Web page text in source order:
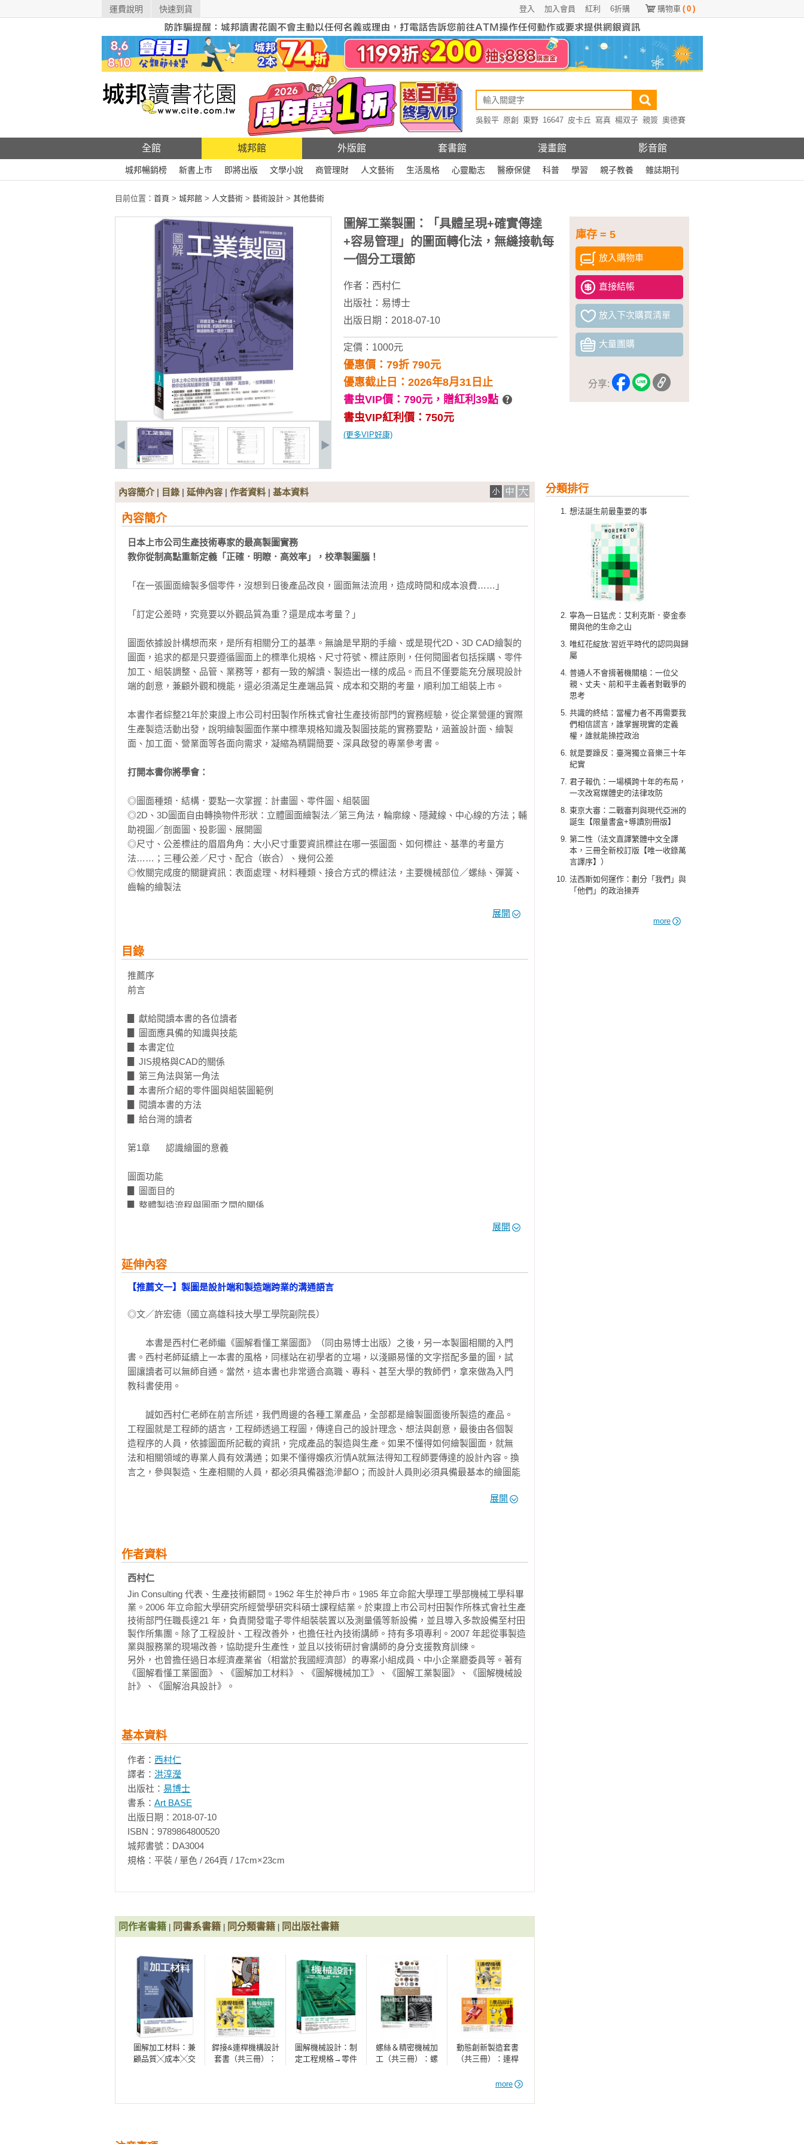
運費說明 快速到貨 購物車 ( 0 )
6折購
紅利
加入會員
登入
吳毅平 原創 東野 16647 皮卡丘 寫真 楊双子 親簽 奧德賽
全館 城邦館 外版館 套書館 漫畫館 影音館
城邦暢銷榜 新書上市 即將出版 文學小說 商管理財 人文藝術 生活風格 心靈勵志 醫療保健 科普 學習 親子教養 雜誌期刊
目前位置： 首頁 > 城邦館 > 人文藝術 > 藝術設計 > 其他藝術
庫存 = 5
放入購物車
直接結帳
放入下次購買清單
大量團購
分享:
圖解工業製圖：「具體呈現+確實傳達
+容易管理」的圖面轉化法，無縫接軌每
一個分工環節
作者： 西村仁
出版社： 易博士
出版日期：2018-07-10
定價：1000元
優惠價：79折 790元
優惠截止日：2026年8月31日止
書虫VIP價：790元， 贈紅利39點
書虫VIP紅利價：750元
(更多VIP好康)
分類排行
想法誕生前最重要的事
寧為一日猛虎：艾利克斯．麥金泰
爾與他的生命之山
唯紅花綻放:習近平時代的認同與歸
屬
普通人不會揹著機關槍：一位父
親、丈夫、前和平主義者對戰爭的
思考
共識的終結：當權力者不再需要我
們相信謊言，誰掌握現實的定義
權，誰就能操控政治
就是要躁反：臺灣獨立音樂三十年
紀實
君子報仇：一場橫跨十年的布局，
一次改寫媒體史的法律攻防
東京大審：二戰審判與現代亞洲的
誕生【限量書盒+導讀別冊版】
第二性（法文直譯繁體中文全譯
本，三冊全新校訂版【唯一收錄萬
言譯序】）
法西斯如何運作：劃分「我們」與
「他們」的政治操弄
more
內容簡介| 目錄 | 延伸內容 | 作者資料 | 基本資料
內容簡介
日本上市公司生產技術專家的最高製圖實務
教你從制高點重新定義「正確．明瞭．高效率」，校準製圖腦！
「在一張圖面繪製多個零件，沒想到日後產品改良，圖面無法流用，造成時間和成本浪費……」
「訂定公差時，究竟要以外觀品質為重？還是成本考量？」
圖面依據設計構想而來，是所有相關分工的基準。無論是早期的手繪、或是現代2D、3D CAD繪製的
圖面，追求的都是只要遵循圖面上的標準化規格、尺寸符號、標註原則，任何閱圖者包括採購、零件
加工、組裝調整、品管、業務等，都有一致的解讀、製造出一樣的成品。而且不僅要能充分展現設計
端的創意，兼顧外觀和機能，還必須滿足生產端品質、成本和交期的考量，順利加工組裝上市。
本書作者綜整21年於東證上市公司村田製作所株式會社生產技術部門的實務經驗，從企業營運的實際
生產製造活動出發，說明繪製圖面作業中標準規格知識及製圖技能的實務要點，涵蓋設計面、繪製
面、加工面、營業面等各面向需求，凝縮為精闢簡要、深具啟發的專業參考書。
打開本書你將學會：
◎圖面種類．結構．要點一次掌握：計畫圖、零件圖、組裝圖
◎2D、3D圖面自由轉換物件形狀：立體圖面繪製法／第三角法，輪廓線、隱藏線、中心線的方法；輔
助視圖／剖面圖、投影圖、展開圖
◎尺寸、公差標註的眉眉角角：大小尺寸重要資訊標註在哪一張圖面、如何標註、基準的考量方
法……；三種公差／尺寸、配合（嵌合）、幾何公差
◎攸關完成度的關鍵資訊：表面處理、材料種類、接合方式的標註法，主要機械部位／螺絲、彈簧、
齒輪的繪製法
徐義權  「be*U」品牌創始人/國立聯合大學工業設計系副教授
陳禧冠  仁寶電腦集團創意中心首席創意長/資深副總經理
許宏德  國立高雄科技大學工學院副院長
「沒有實際製圖經驗，為了作業買了這本書參考學習，成品被老師誇獎了。即使初學者也能馬上應用
的一本書。」
「因為工作上需要和加工廠溝通，以往在工作中頻繁出現但不理解的用語，在這本書中都能找到說明
和例子，很受用。」
「設計相關圖面實務上有許多小眉角要留意，譬如JIS規格和實務上應用若有疑問，這本書做了很多提
展開
目錄
推薦序
前言
▊ 獻給閱讀本書的各位讀者
▊ 圖面應具備的知識與技能
▊ 本書定位
▊ JIS規格與CAD的關係
▊ 第三角法與第一角法
▊ 本書所介紹的零件圖與組裝圖範例
▊ 閱讀本書的方法
▊ 給台灣的讀者
第1章	認識繪圖的意義
圖面功能
▊ 圖面目的
▊ 整體製造流程與圖面之間的關係
圖面以JIS規格為基礎
▊ JIS規格的目的在於標準化
▊ JIS規格編號
繪圖專用的製圖機器
▊ 製圖機
▊ CAD系統
充電站 製圖機的效果仍然不容忽視
第2章 繪圖紙的結構
圖面的種類
▊ 與圖面配套的零件清單
▊ 多零件數量的組裝圖
繪圖紙的結構
▊ 繪圖紙採用A系列尺寸
▊ 繪圖紙的列印方向
▊ 尺度的考量
▊ 尺度的標註方法
▊ 選擇圖面尺寸
▊ 印在繪圖紙上的線與欄位
▊ 外框線
▊ 圖面正本與副本的使用
文字和線條
▊ 圖面文字
▊ 圖面說明
▊ 線的種類
▊ 線的粗細
▊ 線重疊時的優先順序
第3章 繪製立體圖面的方法
立體視角
▊ 為何第三角法比立體圖受用
▊ 正面視角
▊ 即使圓形也一樣
輪廓線、隱藏線與中心線
▊ 輪廓線（粗實線）
▊ 隱藏線（虛線）
▊ 中心線（一點細鏈線）
學習第三角法
▊ 為何不需要描繪類似的圖
展開
延伸內容
【推薦文一】製圖是設計端和製造端跨業的溝通語言
◎文／許宏德（國立高雄科技大學工學院副院長）
本書是西村仁老師繼《圖解看懂工業圖面》（同由易博士出版）之後，另一本製圖相關的入門
書。西村老師延續上一本書的風格，同樣站在初學者的立場，以淺顯易懂的文字搭配多量的圖，試
圖讓讀者可以無師自通。當然，這本書也非常適合高職、專科、甚至大學的教師們，拿來做為入門
教科書使用。
誠如西村仁老師在前言所述，我們周邊的各種工業產品，全部都是繪製圖面後所製造的產品。
工程圖就是工程師的語言，工程師透過工程圖，傳達自己的設計理念、想法與創意，最後由各個製
造程序的人員，依據圖面所記載的資訊，完成產品的製造與生產。如果不懂得如何繪製圖面，就無
法和相關領域的專業人員有效溝通；如果不懂得嬝疚洐情A就無法得知工程師要傳達的設計內容。換
言之，參與製造、生產相關的人員，都必須具備器洈滲鄐O；而設計人員則必須具備最基本的繪圖能
述於《圖解看懂工業圖面》和本書之中，但是這兩本書又各自獨立。本書的重點，在於清楚地表達
製造所需的製圖各項必要資訊。對已嬝疚L前一本書的讀者，可以很容易的進入圖面繪製的技巧：即
筆者於30年前在日本留學的時候，曾經在一家辦公家具廠工讀，參與了東京巨蛋球場內部座椅
的設計工作。雖然當時我還只是大學生，但因為能獨立繪製圖面，所以得到這份工作，也讓公司內
部的設計師們，放心將所有工程圖的繪製工作交給我來完成。現在電腦繪圖相當發達，與當時的狀
況有很大的不同，但基本的表達方式並沒有改變。這一點西村老師也特別提醒，使用電腦輔助設計
(CAD)的讀者應注意，不要因為方便，而將不該畫剖面的元件或部位畫成了剖面圖。
術。由於前一本書也是她翻譯的，相信這本書更能將西村老師的原意，清楚地傳達給國內讀者，從
中獲得西村老師寶貴的實務經驗。
【推薦文二】製圖是一種哲學理念，產品應該透過嚴謹又縝密的圖面來製造
◎文／陳禧冠（仁寶電腦集團創意中心 首席創意長/資深副總經理）
當我拜讀完這本《圖解工業製圖》的書稿時，著實有一種「終於有人看到問題的癥結點」的釋
懷！話說，以當今突飛猛進的科技能力，任何非專業訓練的素人，都可以利用先進的3D列印機，製
造出不需經過縝密驗證的人造物體；舉凡一般的家用品、兒童玩具，乃至食品，都可以隨意列印！
專業本質的考驗！科技愈是進步，造物者愈是必須戰戰兢兢，以無比嚴謹的創作態度與能力，來深
本書雖是工業製圖教學的基礎內容，然而，就如藝術家一刀一筆、嫻熟且慢條斯理地勾勒出所
欲表達的哲學理念，當工程師乃至設計師們，如能依本書確實而詳盡的嚴謹步驟來創作，我們所存
在的地球，就會少一些不經深思熟慮而製造的污染產品。如果創作者們，都能懷著一顆對下一代的
生存環境的關懷道德，那麼創作任何製品之基礎工程與美學之基底涵養，便是我們必備的本職學
能。
*編按：kickstarter係為一個設計創作的募資平台。
展開
作者資料
西村仁
Jin Consulting 代表、生產技術顧問。1962 年生於神戶市。1985 年立命館大學理工學部機械工學科畢
業。2006 年立命館大學研究所經營學研究科碩士課程結業。於東證上市公司村田製作所株式會社生產
技術部門任職長達21 年，負責開發電子零件組裝裝置以及測量儀等新設備，並且導入多款設備至村田
製作所集團。除了工程設計、工程改善外，也擔任社內技術講師。持有多項專利。2007 年起從事製造
業與服務業的現場改善，協助提升生產性，並且以技術研討會講師的身分支援教育訓練。
另外，也曾擔任過日本經濟產業省（相當於我國經濟部）的專案小組成員、中小企業廳委員等。著有
《圖解看懂工業圖面》、《圖解加工材料》、《圖解機械加工》、《圖解工業製圖》、《圖解機械設
計》、《圖解治具設計》。
基本資料
作者： 西村仁
譯者： 洪淳瀅
出版社： 易博士
書系： Art BASE
出版日期：2018-07-10
ISBN：9789864800520
城邦書號：DA3004
規格：平裝 / 單色 / 264頁 / 17cm×23cm
同作者書籍 同書系書籍 同分類書籍 同出版社書籍
圖解加工材料：兼
顧品質╳成本╳交
銲接&連桿機構設計
套書（共三冊）：
圖解機械設計：制
定工程規格→零件
造法
螺絲＆精密機械加
工（共三冊）：螺
動態創新製造套書
（共三冊）：連桿
產品設計more